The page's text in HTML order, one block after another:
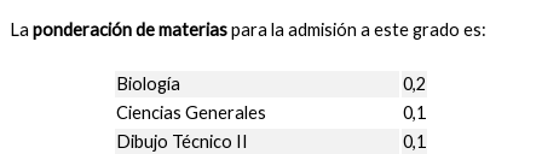
La ponderación de materiaspara la admisión a este grado es:
Biología
0,2
Ciencias Generales
0,1
Dibujo Técnico II
0,1